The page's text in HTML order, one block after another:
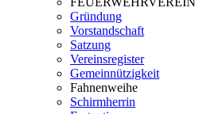
Gründung
Vorstandschaft
Satzung
Vereinsregister
Gemeinnützigkeit
Fahnenweihe
Schirmherrin